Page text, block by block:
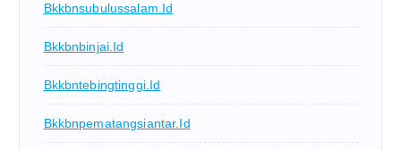
Bkkbnsubulussalam.id
Bkkbnbinjai.id
Bkkbntebingtinggi.id
Bkkbnpematangsiantar.id